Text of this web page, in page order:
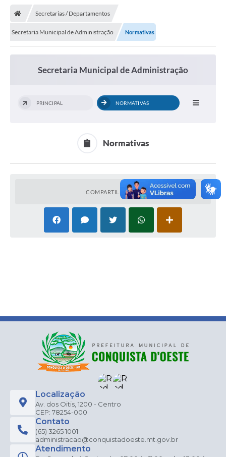
Secretarias / Departamentos
Secretaria Municipal de Administração Normativas
Secretaria Municipal de Administração
PRINCIPAL NORMATIVAS
Normativas
COMPARTILHAR
Localização
Av. dos Oitis, 1200 - Centro
CEP: 78254-000
Contato
(65) 3265 1001
administracao@conquistadoeste.mt.gov.br
Atendimento